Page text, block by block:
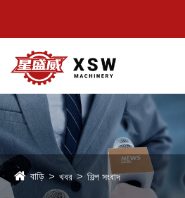
বাড়ি খবর শিল্প সংবাদ